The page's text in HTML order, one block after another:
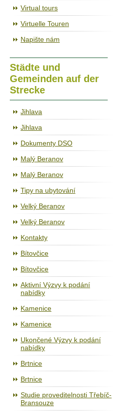
Virtual tours
Virtuelle Touren
Napište nám
Städte und
Gemeinden auf der
Strecke
Jihlava
Jihlava
Dokumenty DSO
Malý Beranov
Malý Beranov
Tipy na ubytování
Velký Beranov
Velký Beranov
Kontakty
Bítovčice
Bítovčice
Aktivní Výzvy k podání
nabídky
Kamenice
Kamenice
Ukončené Výzvy k podání
nabídky
Brtnice
Brtnice
Studie proveditelnosti Třebíč-
Bransouze